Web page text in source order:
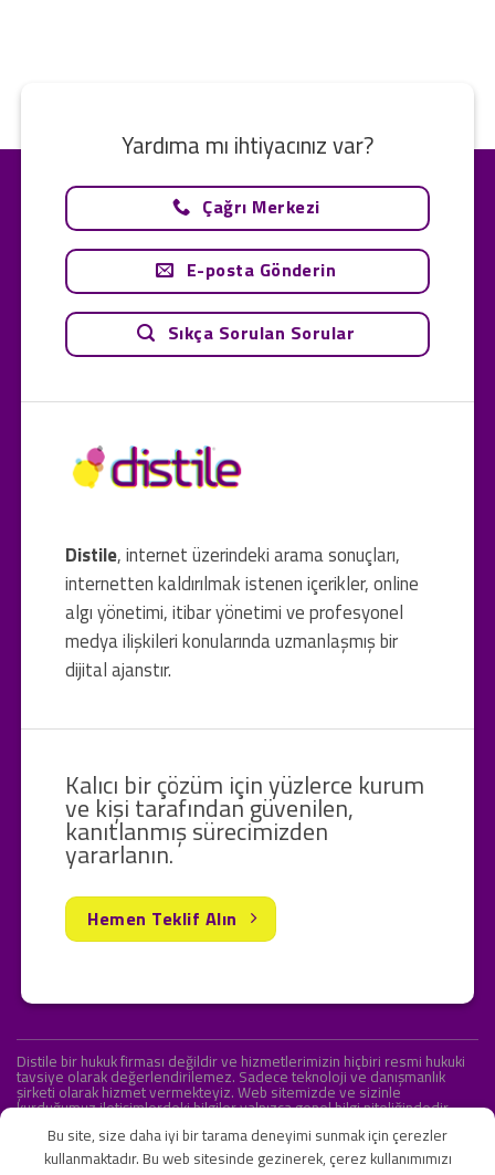
Distile, internet üzerindeki arama sonuçları,
internetten kaldırılmak istenen içerikler, online
algı yönetimi, itibar yönetimi ve profesyonel
medya ilişkileri konularında uzmanlaşmış bir
dijital ajanstır.
Yardıma mı ihtiyacınız var?
Çağrı Merkezi
E-posta Gönderin
Sıkça Sorulan Sorular
Kalıcı bir çözüm için yüzlerce kurum
ve kişi tarafından güvenilen,
kanıtlanmış sürecimizden
yararlanın.
Hemen Teklif Alın
Distile bir hukuk firması değildir ve hizmetlerimizin hiçbiri resmi hukuki
tavsiye olarak değerlendirilemez. Sadece teknoloji ve danışmanlık
şirketi olarak hizmet vermekteyiz. Web sitemizde ve sizinle
kurduğumuz iletişimlerdeki bilgiler yalnızca genel bilgi niteliğindedir.
Bu site, size daha iyi bir tarama deneyimi sunmak için çerezler
kullanmaktadır. Bu web sitesinde gezinerek, çerez kullanımımızı